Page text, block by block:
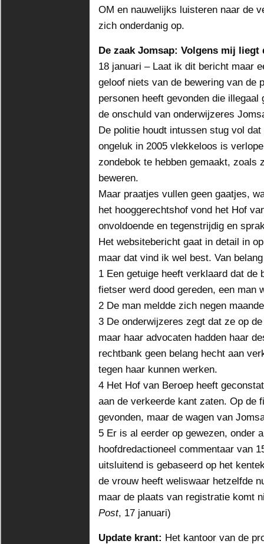
OM en nauwelijks luisteren naar de
zich onderdanig op.
De zaak Jomsap: Volgens mij liegt
18 januari – Laat ik dit bericht maar
geloof niets van de bewering van de
personen heeft gevonden die
de onschuld van onderwijzeres
De politie houdt intussen stug vol
ongeluk in 2005 vlekkeloos is
zondebok te hebben gemaakt, zoals
beweren.
Maar praatjes vullen geen gaatjes,
het hooggerechtshof vond het Hof
onvoldoende en tegenstrijdig en
Het websitebericht gaat in detail in
maar dat vind ik wel best. Van
1 Een getuige heeft verklaard dat de
fietser werd dood gereden, een man
2 De man meldde zich negen
3 De onderwijzeres zegt dat ze op
maar haar advocaten hadden haar
rechtbank geen belang hecht aan
tegen haar kunnen werken.
4 Het Hof van Beroep heeft
aan de verkeerde kant zaten. Op de
gevonden, maar de wagen van
5 Er is al eerder op gewezen, onder
hoofdredactioneel commentaar van
uitsluitend is gebaseerd op het
de vrouw heeft weliswaar hetzelfde
maar de plaats van registratie komt
Post, 17 januari)
Update krant: Het kantoor van de